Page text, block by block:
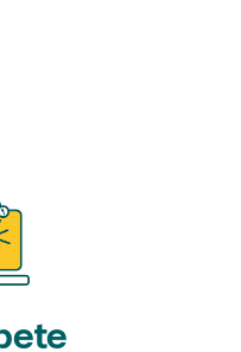
media es de 0 estrellas de